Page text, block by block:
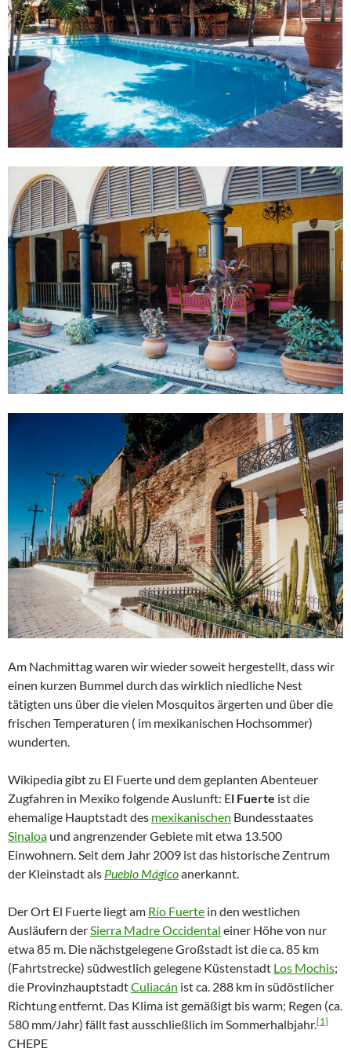
Am Nachmittag waren wir wieder soweit hergestellt, dass wir
einen kurzen Bummel durch das wirklich niedliche Nest
tätigten uns über die vielen Mosquitos ärgerten und über die
frischen Temperaturen ( im mexikanischen Hochsommer)
wunderten.
Wikipedia gibt zu El Fuerte und dem geplanten Abenteuer
Zugfahren in Mexiko folgende Auslunft: El Fuerte ist die
ehemalige Hauptstadt des mexikanischen Bundesstaates
Sinaloa und angrenzender Gebiete mit etwa 13.500
Einwohnern. Seit dem Jahr 2009 ist das historische Zentrum
der Kleinstadt als Pueblo Mágicoanerkannt.
Der Ort El Fuerte liegt am Río Fuerte in den westlichen
Ausläufern derSierra Madre Occidental einer Höhe von nur
etwa 85 m. Die nächstgelegene Großstadt ist die ca. 85 km
(Fahrtstrecke) südwestlich gelegene Küstenstadt Los Mochis;
die ProvinzhauptstadtCuliacán ist ca. 288 km in südöstlicher
Richtung entfernt. Das Klima ist gemäßigt bis warm; Regen (ca.
580 mm/Jahr) fällt fast ausschließlich im Sommerhalbjahr.[1]
CHEPE